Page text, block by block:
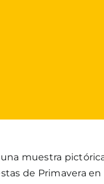
una muestra
de Primavera